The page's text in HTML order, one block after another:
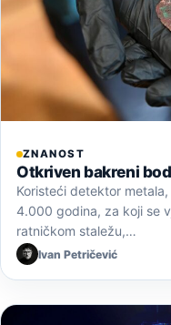
ZNANOST
Otkriven bakreni
Koristeći detektor
4.000 godina, za koji se
ratničkom staležu,…
Ivan Petričević